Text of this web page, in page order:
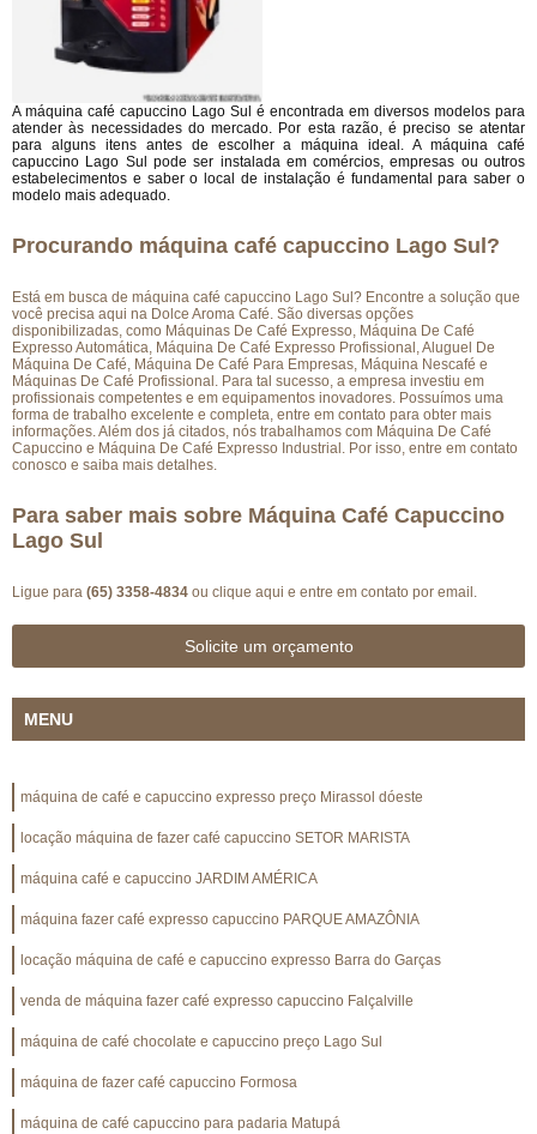
A máquina café capuccino Lago Sul é encontrada em diversos modelos para
atender às necessidades do mercado. Por esta razão, é preciso se atentar
para alguns itens antes de escolher a máquina ideal. A máquina café
capuccino Lago Sul pode ser instalada em comércios, empresas ou outros
estabelecimentos e saber o local de instalação é fundamental para saber o
modelo mais adequado.
Procurando máquina café capuccino Lago Sul?
Está em busca de máquina café capuccino Lago Sul? Encontre a solução que
você precisa aqui na Dolce Aroma Café. São diversas opções
disponibilizadas, como Máquinas De Café Expresso, Máquina De Café
Expresso Automática, Máquina De Café Expresso Profissional, Aluguel De
Máquina De Café, Máquina De Café Para Empresas, Máquina Nescafé e
Máquinas De Café Profissional. Para tal sucesso, a empresa investiu em
profissionais competentes e em equipamentos inovadores. Possuímos uma
forma de trabalho excelente e completa, entre em contato para obter mais
informações. Além dos já citados, nós trabalhamos com Máquina De Café
Capuccino e Máquina De Café Expresso Industrial. Por isso, entre em contato
conosco e saiba mais detalhes.
Para saber mais sobre Máquina Café Capuccino
Lago Sul
Ligue para (65) 3358-4834 ou clique aqui e entre em contato por email.
Solicite um orçamento
MENU
máquina de café e capuccino expresso preço Mirassol dóeste
locação máquina de fazer café capuccino SETOR MARISTA
máquina café e capuccino JARDIM AMÉRICA
máquina fazer café expresso capuccino PARQUE AMAZÔNIA
locação máquina de café e capuccino expresso Barra do Garças
venda de máquina fazer café expresso capuccino Falçalville
máquina de café chocolate e capuccino preço Lago Sul
máquina de fazer café capuccino Formosa
máquina de café capuccino para padaria Matupá